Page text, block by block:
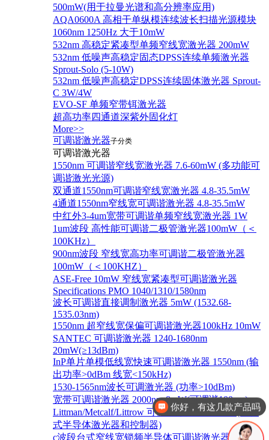
500mW(用于拉曼光谱和高分辨率应用)
AQA0600A 高相干单纵模连续波长扫描光源模块
1060nm 1250Hz 大于10mW
532nm 高稳定紧凑型单频窄线宽激光器 200mW
532nm 低噪声高稳定固态DPSS连续单频激光器
Sprout‐Solo (5-10W)
532nm 低噪声高稳定DPSS连续固体激光器 Sprout-
C 3W/4W
EVO-SF 单频窄带铒激光器
超高功率四通道深紫外固化灯
More>>
可调谐激光器子分类
可调谐激光器
1550nm 可调谐窄线宽激光器 7.6-60mW (多功能可
调谐激光光源)
双通道1550nm可调谐窄线宽激光器 4.8-35.5mW
4通道1550nm窄线宽可调谐激光器 4.8-35.5mW
中红外3-4um宽带可调谐单频窄线宽激光器 1W
1um波段 高性能可调谐二极管激光器100mW（＜
100KHz）
900nm波段 窄线宽高功率可调谐二极管激光器
100mW（＜100KHZ）
ASE-Free 10mW 窄线宽紧凑型可调谐激光器
Specifications PMO 1040/1310/1580nm
波长可调谐直接调制激光器 5mW (1532.68-
1535.03nm)
1550nm 超窄线宽保偏可调谐激光器100kHz 10mW
SANTEC 可调谐激光器 1240-1680nm
20mW(≥13dBm)
InP单片单模低线宽快速可调谐激光器 1550nm (输
出功率>0dBm 线宽<150kHz)
1530-1565nm波长可调激光器 (功率>10dBm)
宽带可调谐激光器 2000nm 8mW(可调谐100nm)
Littman/Metcalf/Littrow 可调谐激光系统 Lion (外腔
式半导体激光器和控制器)
c波段台式窄线宽锁频半导体可调谐激光器 1528-
你好，有这几款产品吗